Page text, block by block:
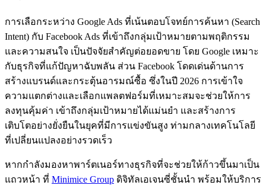
การเลือกระหว่าง Google Ads ที่เน้นตอบโจทย์การค้นหา (Search
Intent) กับ Facebook Ads ที่เข้าถึงกลุ่มเป้าหมายตามพฤติกรรม
และความสนใจ เป็นปัจจัยสำคัญต่อยอดขาย โดย Google เหมาะ
กับธุรกิจที่แก้ปัญหาฉับพลัน ส่วน Facebook โดดเด่นด้านการ
สร้างแบรนด์และกระตุ้นอารมณ์ซื้อ ซึ่งในปี 2026 การเข้าใจ
ความแตกต่างและเลือกแพลตฟอร์มที่เหมาะสมจะช่วยให้การ
ลงทุนคุ้มค่า เข้าถึงกลุ่มเป้าหมายได้แม่นยำ และสร้างการ
เติบโตอย่างยั่งยืนในยุคที่มีการแข่งขันสูง ท่ามกลางเทคโนโลยี
ที่เปลี่ยนแปลงอย่างรวดเร็ว
หากกำลังมองหาพาร์ตเนอร์ทางธุรกิจที่จะช่วยให้ก้าวขึ้นมาเป็น
แถวหน้า ที่ Minimice Group ดิจิทัลเอเจนซี่ชั้นนำ พร้อมให้บริการ